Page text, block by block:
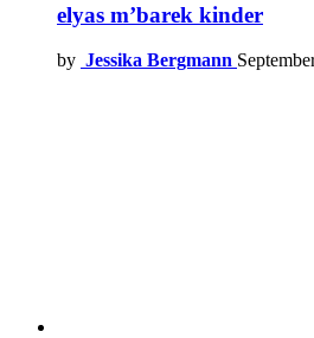
elyas m’barek kinder
by Jessika Bergmann